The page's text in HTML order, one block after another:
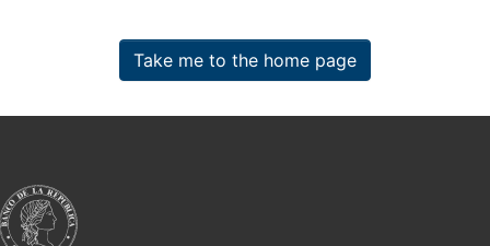
Take me to the home page